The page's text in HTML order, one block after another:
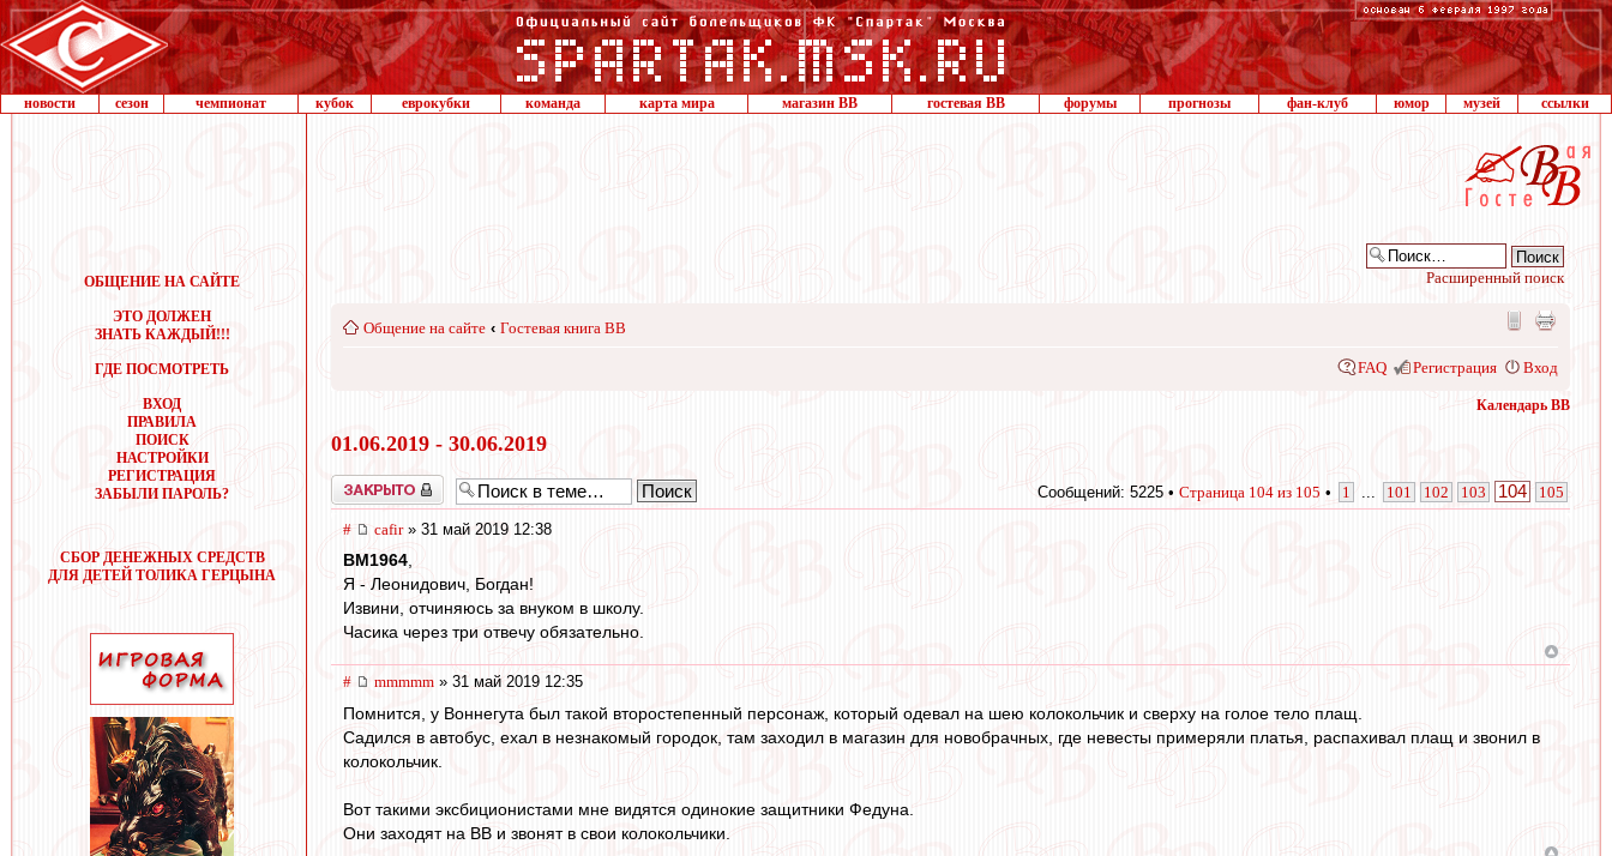
новости сезон чемпионат кубок еврокубки команда карта мира магазин ВВ гостевая ВВ форумы прогнозы фан-клуб юмор музей ссылки
ОБЩЕНИЕ НА САЙТЕ
ЭТО ДОЛЖЕН
ЗНАТЬ КАЖДЫЙ!!!
ГДЕ ПОСМОТРЕТЬ
ВХОД
ПРАВИЛА
ПОИСК
НАСТРОЙКИ
РЕГИСТРАЦИЯ
ЗАБЫЛИ ПАРОЛЬ?
СБОР ДЕНЕЖНЫХ СРЕДСТВ
ДЛЯ ДЕТЕЙ ТОЛИКА ГЕРЦЫНА
Расширенный поиск
Общение на сайте ‹ Гостевая книга ВВ
FAQ Регистрация Вход
Календарь ВВ
01.06.2019 - 30.06.2019
Закрыто Сообщений: 5225 • Страница 104 из 105 • 1 101 102 103 104 105
# cafir» 31 май 2019 12:38
BM1964,
Я - Леонидович, Богдан!
Извини, отчиняюсь за внуком в школу.
Часика через три отвечу обязательно.
# mmmmm » 31 май 2019 12:35
Помнится, у Воннегута был такой второстепенный персонаж, который одевал на шею колокольчик и сверху на голое тело плащ.
Садился в автобус, ехал в незнакомый городок, там заходил в магазин для новобрачных, где невесты примеряли платья, распахивал плащ и звонил в
колокольчик.
Вот такими эксбиционистами мне видятся одинокие защитники Федуна.
Они заходят на ВВ и звонят в свои колокольчики.